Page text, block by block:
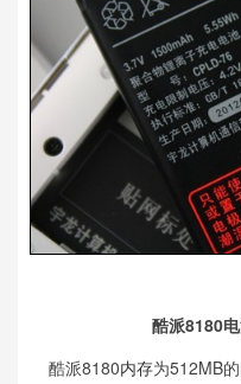
酷派8180
酷派8180内存为512MB